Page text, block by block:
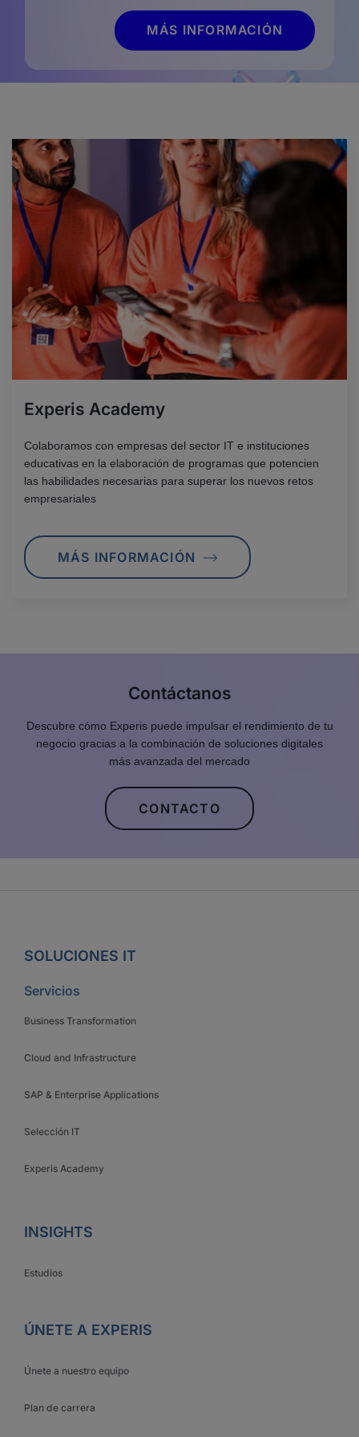
MÁS INFORMACIÓN
Experis Academy
Colaboramos con empresas del sector IT e instituciones
educativas en la elaboración de programas que potencien
las habilidades necesarias para superar los nuevos retos
empresariales
MÁS INFORMACIÓN
Contáctanos
Descubre cómo Experis puede impulsar el rendimiento de tu
negocio gracias a la combinación de soluciones digitales
más avanzada del mercado
CONTACTO
SOLUCIONES IT
Servicios
Business Transformation
Cloud and Infrastructure
SAP & Enterprise Applications
Selección IT
Experis Academy
INSIGHTS
Estudios
ÚNETE A EXPERIS
Únete a nuestro equipo
Plan de carrera